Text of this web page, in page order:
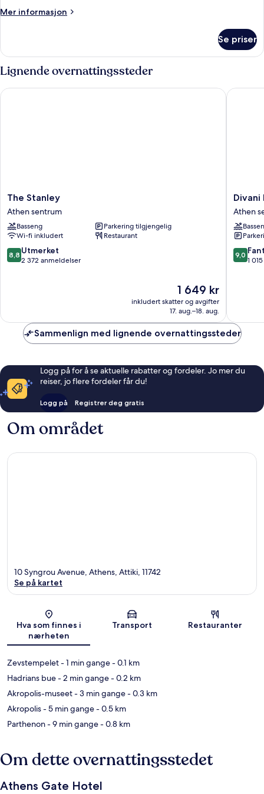
Mer informasjon
Mer
–
Se priser
Lignende overnattingssteder
The
Stanley
Athen
sentrum
The Stanley
Athen sentrum
Basseng
Parkering tilgjengelig
Wi-fi inkludert
Restaurant
8.8
av
8,8 Utmerket
2 372 anmeldelser
Prisen
er
1 649 kr
1 649 kr
inkludert skatter og avgifter
17. aug.–18. aug.
The Stanley
Divani
Palace
Athen
sentrum
Divani
Athen
9.0
av
9,0
1
Divani
Sammenlign med lignende overnattingssteder
Logg på for å se aktuelle rabatter og fordeler. Jo mer du
reiser, jo flere fordeler får du!
Logg på Registrer deg gratis
Om området
Kart
10 Syngrou Avenue, Athens, Attiki, 11742
Se på kartet
Hva som finnes i
nærheten
Transport Restauranter
Zevstempelet- 1 min gange- 0.1 km
Hadrians bue- 2 min gange- 0.2 km
Akropolis-museet- 3 min gange- 0.3 km
Akropolis- 5 min gange- 0.5 km
Parthenon- 9 min gange- 0.8 km
Om dette overnattingsstedet
Athens Gate Hotel